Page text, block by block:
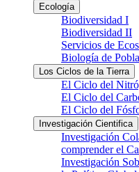
Ecología
Biodiversidad I
Biodiversidad II
Servicios de
Biología de
Los Ciclos de la Tierra
El Ciclo del
El Ciclo del
El Ciclo del
Investigación Cientifica
Investigación
comprender el
Investigación